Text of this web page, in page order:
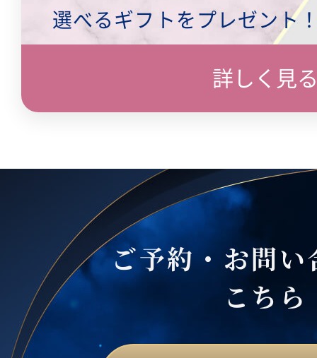
選べるギフトをプレゼント
詳しく見
ご予約・お問い
こちら